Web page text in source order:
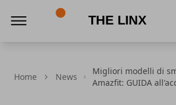
Home News
Migliori modelli di
Amazfit: GUIDA